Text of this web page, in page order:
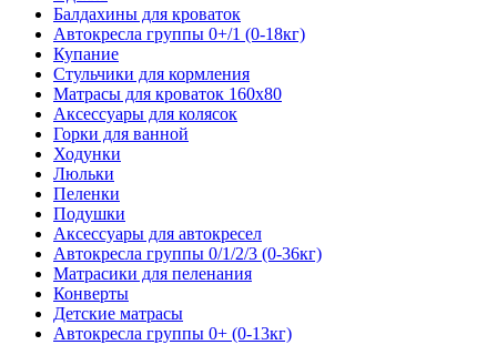
Балдахины для кроваток
Автокресла группы 0+/1 (0-18кг)
Купание
Стульчики для кормления
Матрасы для кроваток 160х80
Аксессуары для колясок
Горки для ванной
Ходунки
Люльки
Пеленки
Подушки
Аксессуары для автокресел
Автокресла группы 0/1/2/3 (0-36кг)
Матрасики для пеленания
Конверты
Детские матрасы
Автокресла группы 0+ (0-13кг)